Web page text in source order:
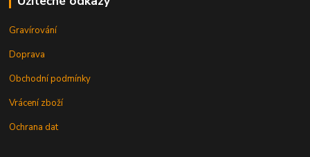
Gravírování
Doprava
Obchodní podmínky
Vrácení zboží
Ochrana dat